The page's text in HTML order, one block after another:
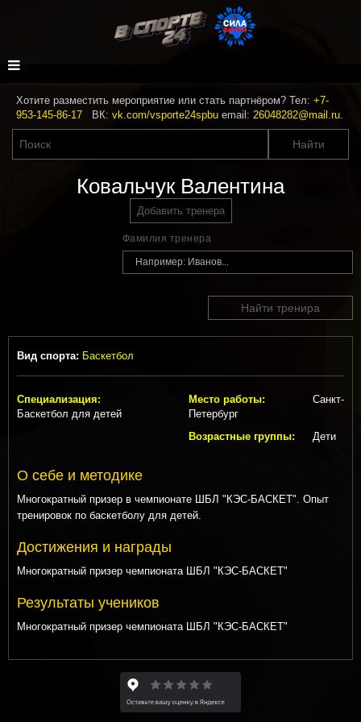
Хотите разместить мероприятие или стать партнёром? Тел: +7-
953-145-86-17 ВК: vk.com/vsporte24spbu email: 26048282@mail.ru.
Ковальчук Валентина
Добавить тренера
Фамилия тренера
Найти тренира
Вид спорта: Баскетбол
Специализация:
Баскетбол для детей
Место работы:
Санкт-
Петербург
Возрастные группы:
Дети
О себе и методике
Многократный призер в чемпионате ШБЛ "КЭС-БАСКЕТ". Опыт
тренировок по баскетболу для детей.
Достижения и награды
Многократный призер чемпионата ШБЛ "КЭС-БАСКЕТ"
Результаты учеников
Многократный призер чемпионата ШБЛ "КЭС-БАСКЕТ"